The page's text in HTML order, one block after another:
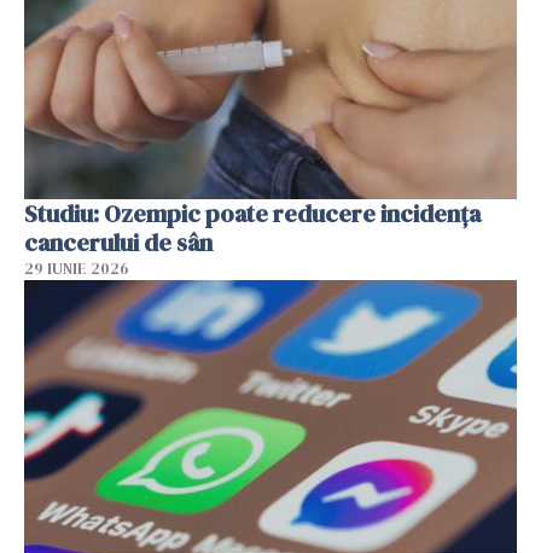
Studiu: Ozempic poate reducere incidența
cancerului de sân
29 IUNIE 2026